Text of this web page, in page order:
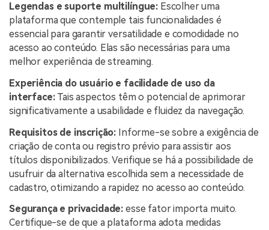
Legendas e suporte multilíngue: Escolher uma
plataforma que contemple tais funcionalidades é
essencial para garantir versatilidade e comodidade no
acesso ao conteúdo. Elas são necessárias para uma
melhor experiência de streaming.
Experiência do usuário e facilidade de uso da
interface:Tais aspectos têm o potencial de aprimorar
significativamente a usabilidade e fluidez da navegação.
Requisitos de inscrição: Informe-se sobre a exigência de
criação de conta ou registro prévio para assistir aos
títulos disponibilizados. Verifique se há a possibilidade de
usufruir da alternativa escolhida sem a necessidade de
cadastro, otimizando a rapidez no acesso ao conteúdo.
Segurança e privacidade: esse fator importa muito.
Certifique-se de que a plataforma adota medidas